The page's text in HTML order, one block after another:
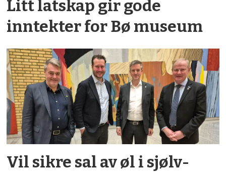
Litt latskap gir gode
inntekter for Bø museum
Vil sikre sal av øl i sjølv­